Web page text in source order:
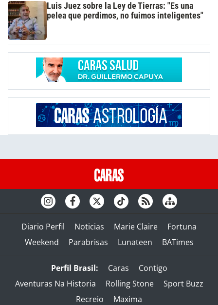
Luis Juez sobre la Ley de Tierras: "Es una
pelea que perdimos, no fuimos inteligentes"
Diario Perfil Noticias Marie Claire
Fortuna
Weekend
Parabrisas Lunateen BATimes
Perfil Brasil: Caras
Contigo
Aventuras Na Historia
Rolling Stone
Sport Buzz
Recreio
Maxima